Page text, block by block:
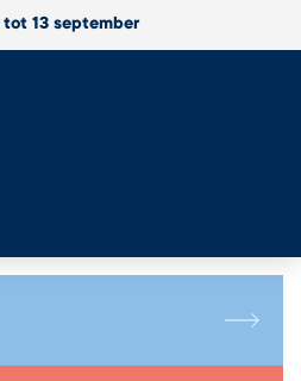
tot 13 september